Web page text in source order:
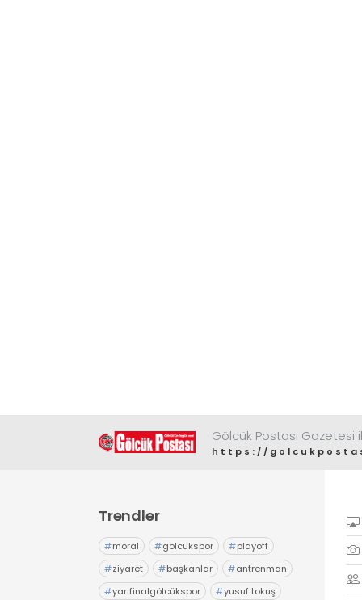
Gölcük Postası
https://
Trendler
#moral #gölcükspor #playoff
#ziyaret #başkanlar #antrenman
#yarıfinalgölcükspor #yusuf tokuş